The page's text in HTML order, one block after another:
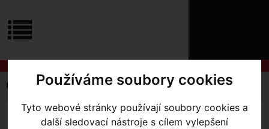
Používáme soubory cookies
Tyto webové stránky používají soubory cookies a
další sledovací nástroje s cílem vylepšení
O
REGISTRACE
Úvodní strana Komponenty E-Bikes
BATERIE DISPLAY